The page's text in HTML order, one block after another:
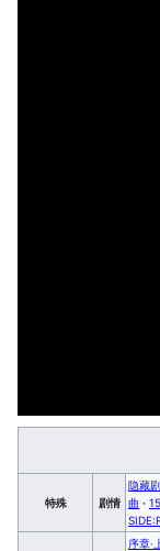
特殊 剧情
隐藏
曲 ·
序章·